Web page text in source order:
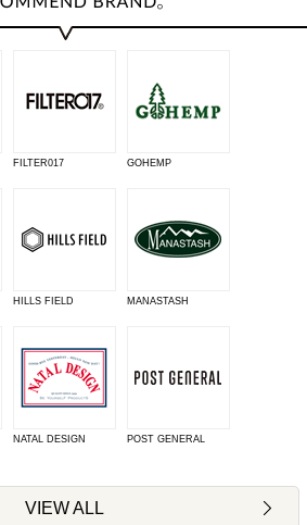
FILTER017 GOHEMP
HILLS FIELD MANASTASH
NATAL DESIGN POST GENERAL
VIEW ALL